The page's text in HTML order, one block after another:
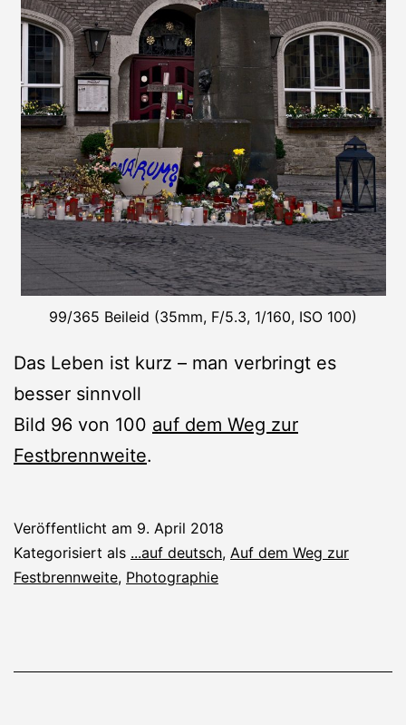
99/365 Beileid (35mm, F/5.3, 1/160, ISO 100)
Das Leben ist kurz – man verbringt es
besser sinnvoll
Bild 96 von 100 auf dem Weg zur
Festbrennweite.
Veröffentlicht am 9. April 2018
Kategorisiert als ...auf deutsch, Auf dem Weg zur
Festbrennweite, Photographie